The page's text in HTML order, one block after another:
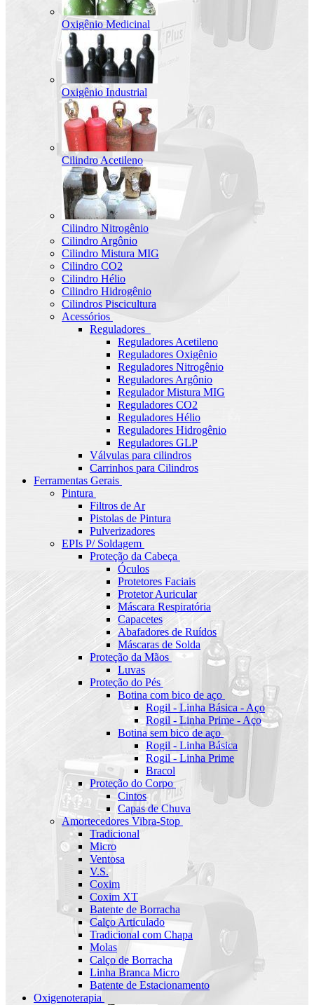
Oxigênio Medicinal
Oxigênio Industrial
Cilindro Acetileno
Cilindro Nitrogênio
Cilindro Argônio
Cilindro Mistura MIG
Cilindro CO2
Cilindro Hélio
Cilindro Hidrogênio
Cilindros Piscicultura
Acessórios
Reguladores
Reguladores Acetileno
Reguladores Oxigênio
Reguladores Nitrogênio
Reguladores Argônio
Regulador Mistura MIG
Reguladores CO2
Reguladores Hélio
Reguladores Hidrogênio
Reguladores GLP
Válvulas para cilindros
Carrinhos para Cilindros
Ferramentas Gerais
Pintura
Filtros de Ar
Pistolas de Pintura
Pulverizadores
EPIs P/ Soldagem
Proteção da Cabeça
Óculos
Protetores Faciais
Protetor Auricular
Máscara Respiratória
Capacetes
Abafadores de Ruídos
Máscaras de Solda
Proteção da Mãos
Luvas
Proteção do Pés
Botina com bico de aço
Rogil - Linha Básica - Aço
Rogil - Linha Prime - Aço
Botina sem bico de aço
Rogil - Linha Básica
Rogil - Linha Prime
Bracol
Proteção do Corpo
Cintos
Capas de Chuva
Amortecedores Vibra-Stop
Tradicional
Micro
Ventosa
V.S.
Coxim
Coxim XT
Batente de Borracha
Calço Articulado
Tradicional com Chapa
Molas
Calço de Borracha
Linha Branca Micro
Batente de Estacionamento
Oxigenoterapia